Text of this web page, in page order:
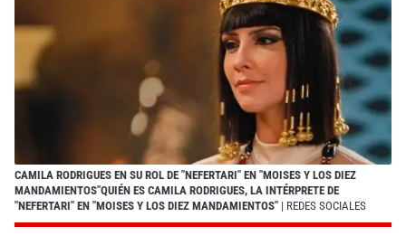
CAMILA RODRIGUES EN SU ROL DE "NEFERTARI" EN "MOISES Y LOS DIEZ
MANDAMIENTOS"QUIÉN ES CAMILA RODRIGUES, LA INTÉRPRETE DE
"NEFERTARI" EN "MOISES Y LOS DIEZ MANDAMIENTOS" | REDES SOCIALES